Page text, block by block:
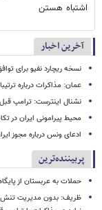
اشتباه هستن
آخرین اخبار
نسخه ریچارد نفیو برای
عمان: مذاکرات درباره
نشنال اینترست: ترامپ
محیط پیرامونی ایران در
ادعای ونس درباره مجوز
پربیننده‌ترین
حملات به عربستان از
ظریف: بدون مدیریت تنش